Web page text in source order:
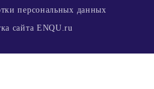
персональных данных
сайта ENQU.ru